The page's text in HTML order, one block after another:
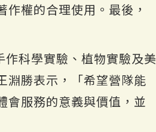
權的合理使用。最後，
科學實驗、植物實驗及美
淵勝表示，「希望營隊能
會服務的意義與價值，並